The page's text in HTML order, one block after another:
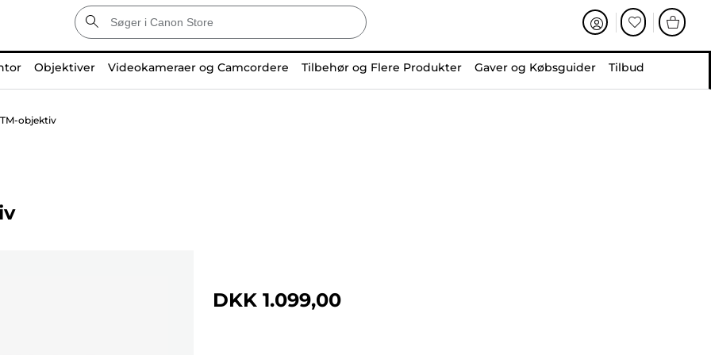
Objektiver Videokameraer og Camcordere Tilbehør og Flere Produkter Gaver og Købsguider Tilbud
objektiv
DKK 1.099,00